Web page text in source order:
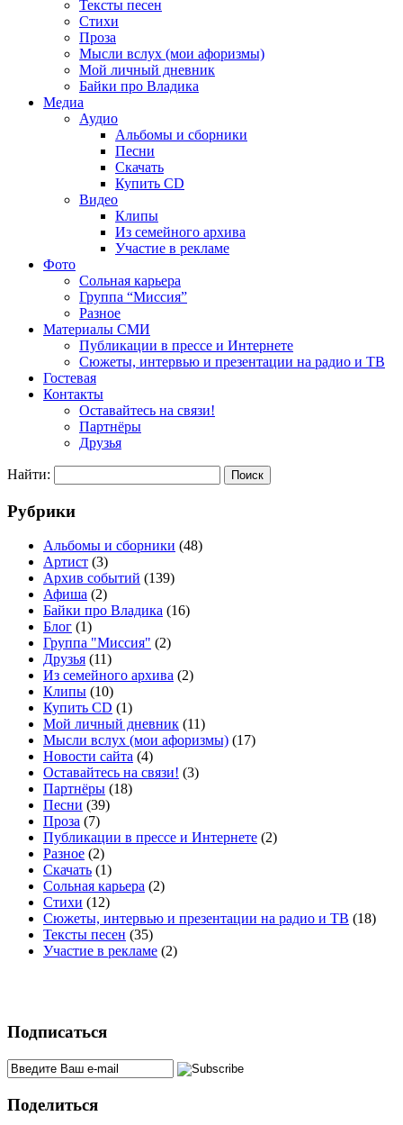
Тексты песен
Стихи
Проза
Мысли вслух (мои афоризмы)
Мой личный дневник
Байки про Владика
Медиа
Аудио
Альбомы и сборники
Песни
Скачать
Купить CD
Видео
Клипы
Из семейного архива
Участие в рекламе
Фото
Сольная карьера
Группа “Миссия”
Разное
Материалы СМИ
Публикации в прессе и Интернете
Сюжеты, интервью и презентации на радио и ТВ
Гостевая
Контакты
Оставайтесь на связи!
Партнёры
Друзья
Найти:
Рубрики
Альбомы и сборники (48)
Артист (3)
Архив событий (139)
Афиша (2)
Байки про Владика (16)
Блог (1)
Группа "Миссия" (2)
Друзья (11)
Из семейного архива (2)
Клипы (10)
Купить CD (1)
Мой личный дневник (11)
Мысли вслух (мои афоризмы) (17)
Новости сайта (4)
Оставайтесь на связи! (3)
Партнёры (18)
Песни (39)
Проза (7)
Публикации в прессе и Интернете (2)
Разное (2)
Скачать (1)
Сольная карьера (2)
Стихи (12)
Сюжеты, интервью и презентации на радио и ТВ (18)
Тексты песен (35)
Участие в рекламе (2)
Подписаться
Поделиться